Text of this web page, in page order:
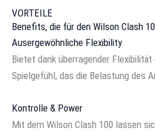
VORTEILE
Benefits, die für den Wilson Clash
Ausergewöhnliche Flexibility
Bietet dank überragender
Spielgefühl, das die Belastung des
Kontrolle & Power
Mit dem Wilson Clash 100 lassen